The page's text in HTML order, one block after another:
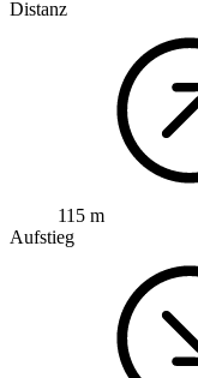
Distanz
115 m
Aufstieg